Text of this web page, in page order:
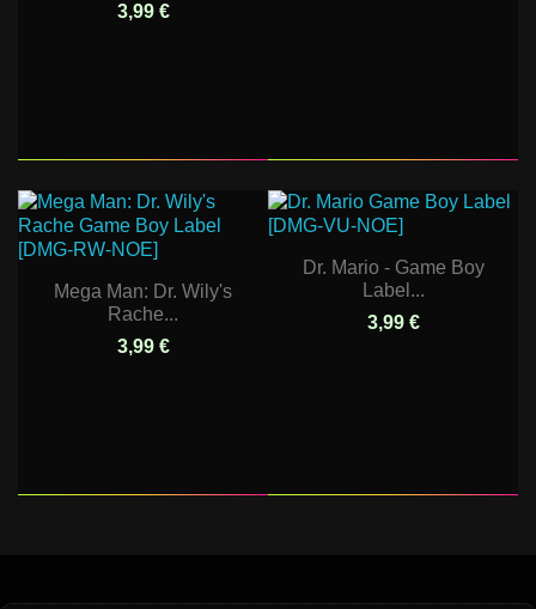
3,99 €
Mega Man: Dr. Wily's
Rache...
3,99 €
Dr. Mario - Game Boy
Label...
3,99 €